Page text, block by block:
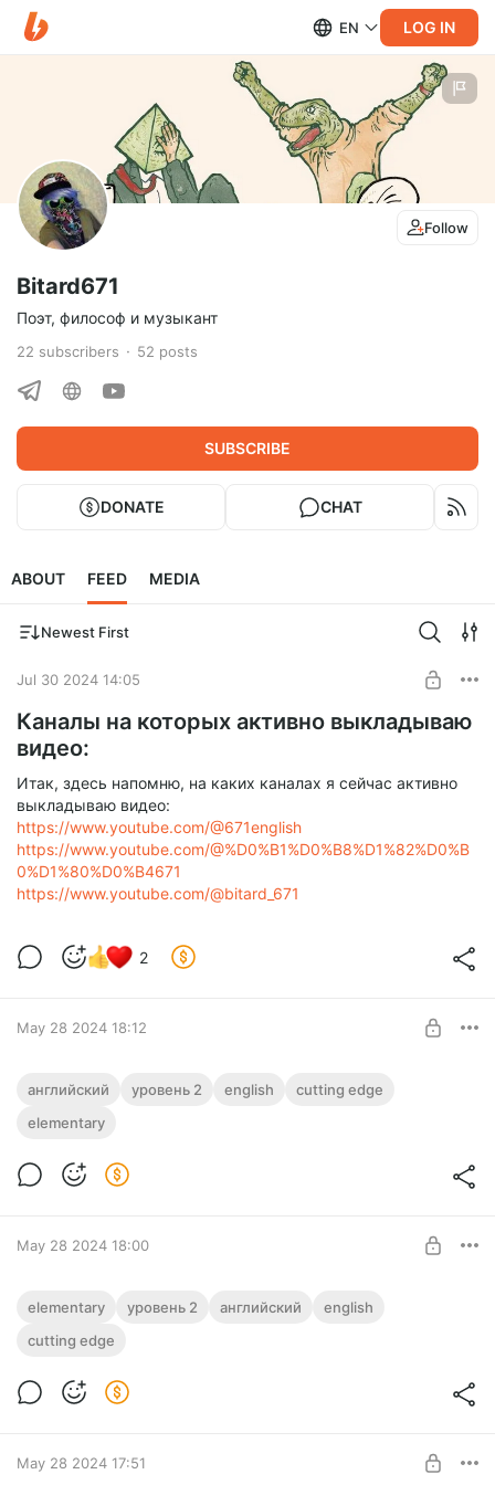
EN LOG IN
Follow
Bitard671
Поэт, философ и музыкант
22 subscribers 52 posts
SUBSCRIBE
DONATE CHAT
ABOUT FEED MEDIA
Newest First
Jul 30 2024 14:05
Каналы на которых активно выкладываю
видео:
Итак, здесь напомню, на каких каналах я сейчас активно
выкладываю видео:
https://www.youtube.com/@671english
https://www.youtube.com/@%D0%B1%D0%B8%D1%82%D0%B
0%D1%80%D0%B4671
https://www.youtube.com/@bitard_671
2
May 28 2024 18:12
3 достопримечательности, разбор
текста уровня 2, Elementary из рабочей
тетради Cutting Edge
английский уровень 2 english
cutting edge
elementary
May 28 2024 18:00
Crusts, разбор текста уровня 2,
Elementary из рабочей тетради Cutting
Edge
elementary уровень 2 английский
english
cutting edge
May 28 2024 17:51